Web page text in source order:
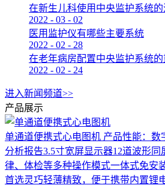
在新生儿科使用中央监护系统
2022 - 03 - 02
医用监护仪有哪些主要系统
2022 - 02 - 28
在老年病房配置中央监护系统的
2022 - 02 - 24
进入新闻频道>>
产品展示
单通道便携式心电图机 产品性能：数
分析报告3.5寸宽屏显示器12道波形
律、体检等多种操作模式一体式免安
首选灵巧轻薄精致，便于携带内置锂